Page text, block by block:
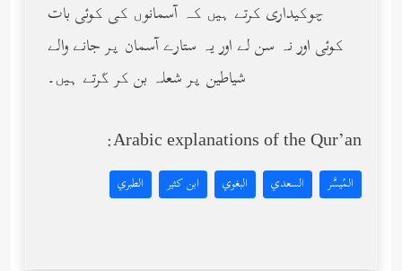
چوکیداری کرتے ہیں کہ آسمانوں کی کوئی بات
کوئی اور نہ سن لے اور یہ ستارے آسمان پر جانے والے
شیاطین پر شعلہ بن کر گرتے ہیں۔
Arabic explanations of the Qur’an:
المُيسَّر السعدي البغوي ابن كثير الطبري